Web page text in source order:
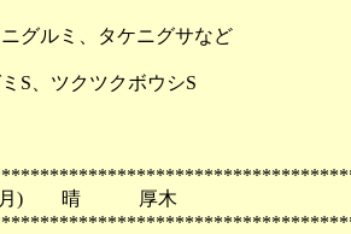
グルミ、タケニグサなど
S、ツクツクボウシS
日(月) 晴 厚木